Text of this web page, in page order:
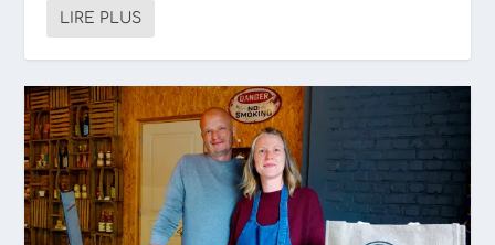
LIRE PLUS